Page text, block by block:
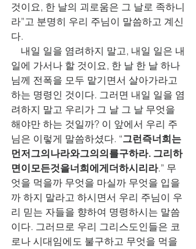
것이요, 한 날의 괴로움은 그 날로 족하니
라”고 분명히 우리 주님이 말씀하고 계신
다.
내일 일을 염려하지 말고, 내일 일은 내
일에 가서나 할 것이요, 한 날 한 날 하나
님께 전폭을 모두 맡기면서 살아가라고
하는 명령인 것이다. 그러면 내일 일을 염
려하지 말고 우리가 그 날 그 날 무엇을
해야만 하는 것일까? 이 앞에서 우리 주
님은 이렇게 말씀하셨다. “그런즉너희는
먼저그의나라와그의의를구하라. 그리하
면이모든것을너희에게더하시리라.” 무
엇을 먹을까 무엇을 마실까 무엇을 입을
까 하지 말라고 하시면서 우리 주님이 우
리 믿는 자들을 향하여 명령하시는 말씀
이다. 그러므로 우리 그리스도인들은 코
로나 시대임에도 불구하고 무엇을 먹을